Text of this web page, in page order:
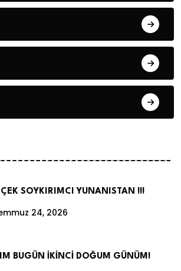
SOYKIRIMCI YUNANISTAN !!!
24, 2026
BUGÜN İKİNCİ DOĞUM GÜNÜM!